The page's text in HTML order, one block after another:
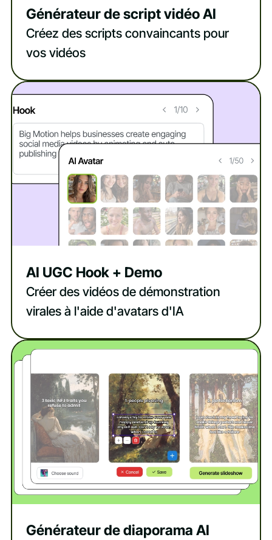
Générateur de script vidéo AI
Créez des scripts convaincants pour
vos vidéos
AI UGC Hook + Demo
Créer des vidéos de démonstration
virales à l'aide d'avatars d'IA
Générateur de diaporama AI